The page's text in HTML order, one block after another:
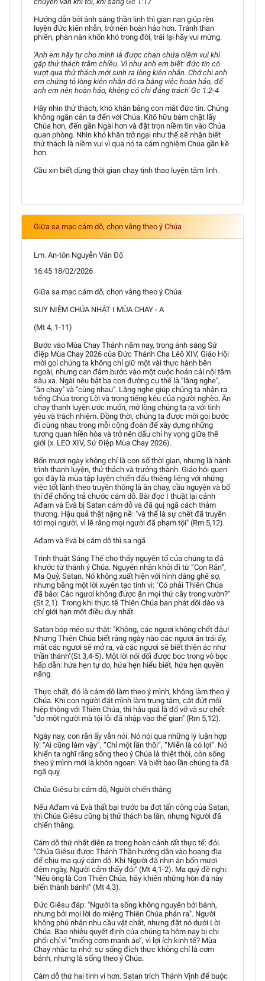
Hướng dẫn bởi ánh sáng thần linh thì gian nan giúp rèn
luyện đức kiên nhẫn, trở nên hoàn hảo hơn. Tránh than
phiền, phàn nàn khốn khó trong đời, trái lại hãy vui mừng.
'Anh em hãy tự cho mình là được chan chứa niềm vui khi
gặp thử thách trăm chiều. Vì như anh em biết: đức tin có
vượt qua thử thách mới sinh ra lòng kiên nhẫn. Chớ chi anh
em chứng tỏ lòng kiên nhẫn đó ra bằng việc hoàn hảo, để
anh em nên hoàn hảo, không có chi đáng trách' Gc 1:2-4
Hãy nhìn thử thách, khó khăn bằng con mắt đức tin. Chúng
không ngăn cản ta đến với Chúa. Kitô hữu bám chặt lấy
Chúa hơn, đến gần Ngài hơn và đặt trọn niềm tin vào Chúa
quan phòng. Nhìn khó khăn trở ngại như thế sẽ nhận biết
thử thách là niềm vui vì qua nó ta cảm nghiệm Chúa gần kề
hơn.
Cầu xin biết dùng thời gian chay tịnh thao luyện tâm linh.
Giữa sa mạc cám dỗ, chọn vâng theo ý Chúa
Lm. An-tôn Nguyễn Văn Độ
16:45 18/02/2026
Giữa sa mạc cám dỗ, chọn vâng theo ý Chúa
SUY NIỆM CHÚA NHẬT I MÙA CHAY - A
(Mt 4, 1-11)
Bước vào Mùa Chay Thánh năm nay, trong ánh sáng Sứ
điệp Mùa Chay 2026 của Đức Thánh Cha Lêô XIV, Giáo Hội
mời gọi chúng ta không chỉ giữ một vài thực hành bên
ngoài, nhưng can đảm bước vào một cuộc hoán cải nội tâm
sâu xa. Ngài nêu bật ba con đường cụ thể là "lắng nghe",
"ăn chay" và "cùng nhau". Lắng nghe giúp chúng ta nhận ra
tiếng Chúa trong Lời và trong tiếng kêu của người nghèo. Ăn
chay thanh luyện ước muốn, mở lòng chúng ta ra với tình
yêu và trách nhiệm. Đồng thời, chúng ta được mời gọi bước
đi cùng nhau trong mỗi cộng đoàn để xây dựng những
tương quan hiền hòa và trở nên dấu chỉ hy vọng giữa thế
giới (x. LEO XIV, Sứ Điệp Mùa Chay 2026).
Bốn mươi ngày không chỉ là con số thời gian, nhưng là hành
trình thanh luyện, thử thách và trưởng thành. Giáo hội quen
gọi đây là mùa tập luyện chiến đấu thiêng liêng với những
việc tốt lành theo truyền thống là ăn chay, cầu nguyện và bố
thí để chống trả chước cám dỗ. Bài đọc I thuật lại cảnh
Ađam và Evà bị Satan cám dỗ và đã quị ngã cách thảm
thương. Hậu quả thật nặng nề: "và thế là sự chết đã truyền
tới mọi người, vì lẽ rằng mọi người đã phạm tội" (Rm 5,12).
Ađam và Evà bị cám dỗ thì sa ngã
Trình thuật Sáng Thế cho thấy nguyên tổ của chúng ta đã
khước từ thánh ý Chúa. Nguyên nhân khởi đi từ “Con Rắn”,
Ma Quỷ, Satan. Nó không xuất hiện với hình dáng ghê sợ,
nhưng bằng một lời xuyên tạc tinh vi: "Có phải Thiên Chúa
đã bảo: Các ngươi không được ăn mọi thứ cây trong vườn?"
(St 2,1). Trong khi thực tế Thiên Chúa ban phát dồi dào và
chỉ giới hạn một điều duy nhất.
Satan bóp méo sự thật: "Không, các ngươi không chết đâu!
Nhưng Thiên Chúa biết rằng ngày nào các ngươi ăn trái ấy,
mắt các ngươi sẽ mở ra, và các ngươi sẽ biết thiện ác như
thần thánh"(St 3,4-5). Một lời nói dối được bọc trong vỏ bọc
hấp dẫn: hứa hẹn tự do, hứa hẹn hiểu biết, hứa hẹn quyền
năng.
Thực chất, đó là cám dỗ làm theo ý mình, không làm theo ý
Chúa. Khi con người đặt mình làm trung tâm, cắt đứt mối
hiệp thông với Thiên Chúa, thì hậu quả là đổ vỡ và sự chết:
"do một người mà tội lỗi đã nhập vào thế gian" (Rm 5,12).
Ngày nay, con rắn ấy vẫn nói. Nó nói qua những lý luận hợp
lý: “Ai cũng làm vậy”, “Chỉ một lần thôi”, “Miễn là có lợi”. Nó
khiến ta nghĩ rằng sống theo ý Chúa là thiệt thòi, còn sống
theo ý mình mới là khôn ngoan. Và biết bao lần chúng ta đã
ngã quỵ.
Chúa Giêsu bị cám dỗ, Người chiến thắng
Nếu Ađam và Evà thất bại trước ba đợt tấn công của Satan,
thì Chúa Giêsu cũng bị thử thách ba lần, nhưng Người đã
chiến thắng.
Cám dỗ thứ nhất diễn ra trong hoàn cảnh rất thực tế: đói.
"Chúa Giêsu được Thánh Thần hướng dẫn vào hoang địa
để chịu ma quỷ cám dỗ. Khi Người đã nhịn ăn bốn mươi
đêm ngày, Người cảm thấy đói" (Mt 4,1-2). Ma quỷ đề nghị:
"Nếu ông là Con Thiên Chúa, hãy khiến những hòn đá này
biến thành bánh!" (Mt 4,3).
Đức Giêsu đáp: "Người ta sống không nguyên bởi bánh,
nhưng bởi mọi lời do miệng Thiên Chúa phán ra". Người
không phủ nhận nhu cầu vật chất, nhưng đặt nó dưới Lời
Chúa. Bao nhiêu quyết định của chúng ta hôm nay bị chi
phối chỉ vì “miếng cơm manh áo”, vì lợi ích kinh tế? Mùa
Chay nhắc ta nhớ: sự sống đích thực không chỉ là cơm
bánh, nhưng là sống theo ý Chúa.
Cám dỗ thứ hai tinh vi hơn. Satan trích Thánh Vịnh để buộc